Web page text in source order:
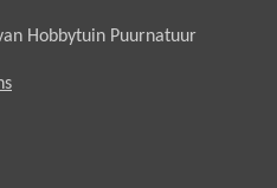
Hobbytuin Puurnatuur